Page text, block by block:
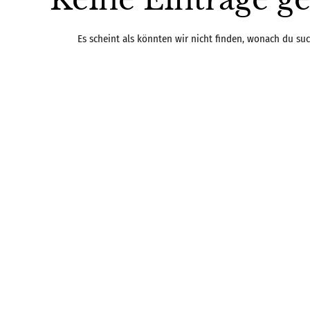
Es scheint als könnten wir nicht finden, wonach du